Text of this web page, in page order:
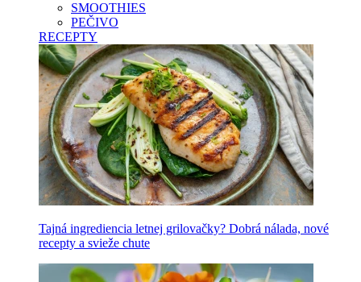
SMOOTHIES
PEČIVO
RECEPTY
Tajná ingrediencia letnej grilovačky? Dobrá nálada, nové
recepty a svieže chute